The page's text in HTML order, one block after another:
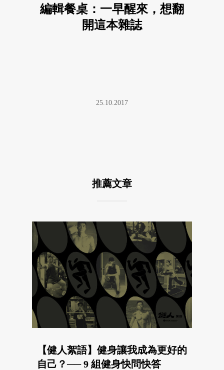
編輯餐桌：一早醒來，想翻
開這本雜誌
25.10.2017
推薦文章
【健人絮語】健身讓我成為更好的
自己？── 9 組健身快問快答